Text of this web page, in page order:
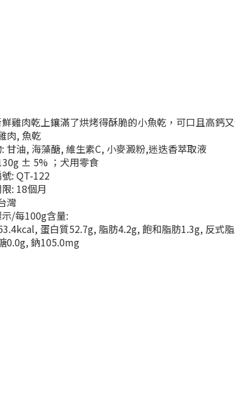
雞肉乾上鑲滿了烘烤得酥脆的小魚乾，可口且高鈣又
肉, 魚乾
甘油, 海藻醣, 維生素C, 小麥澱粉,迷迭香萃取液
± 5% ；犬用零食
: QT-122
: 18個月
灣
/每100g含量:
蛋白質52.7g, 脂肪4.2g, 飽和脂肪1.3g, 反式
0.0g, 鈉105.0mg